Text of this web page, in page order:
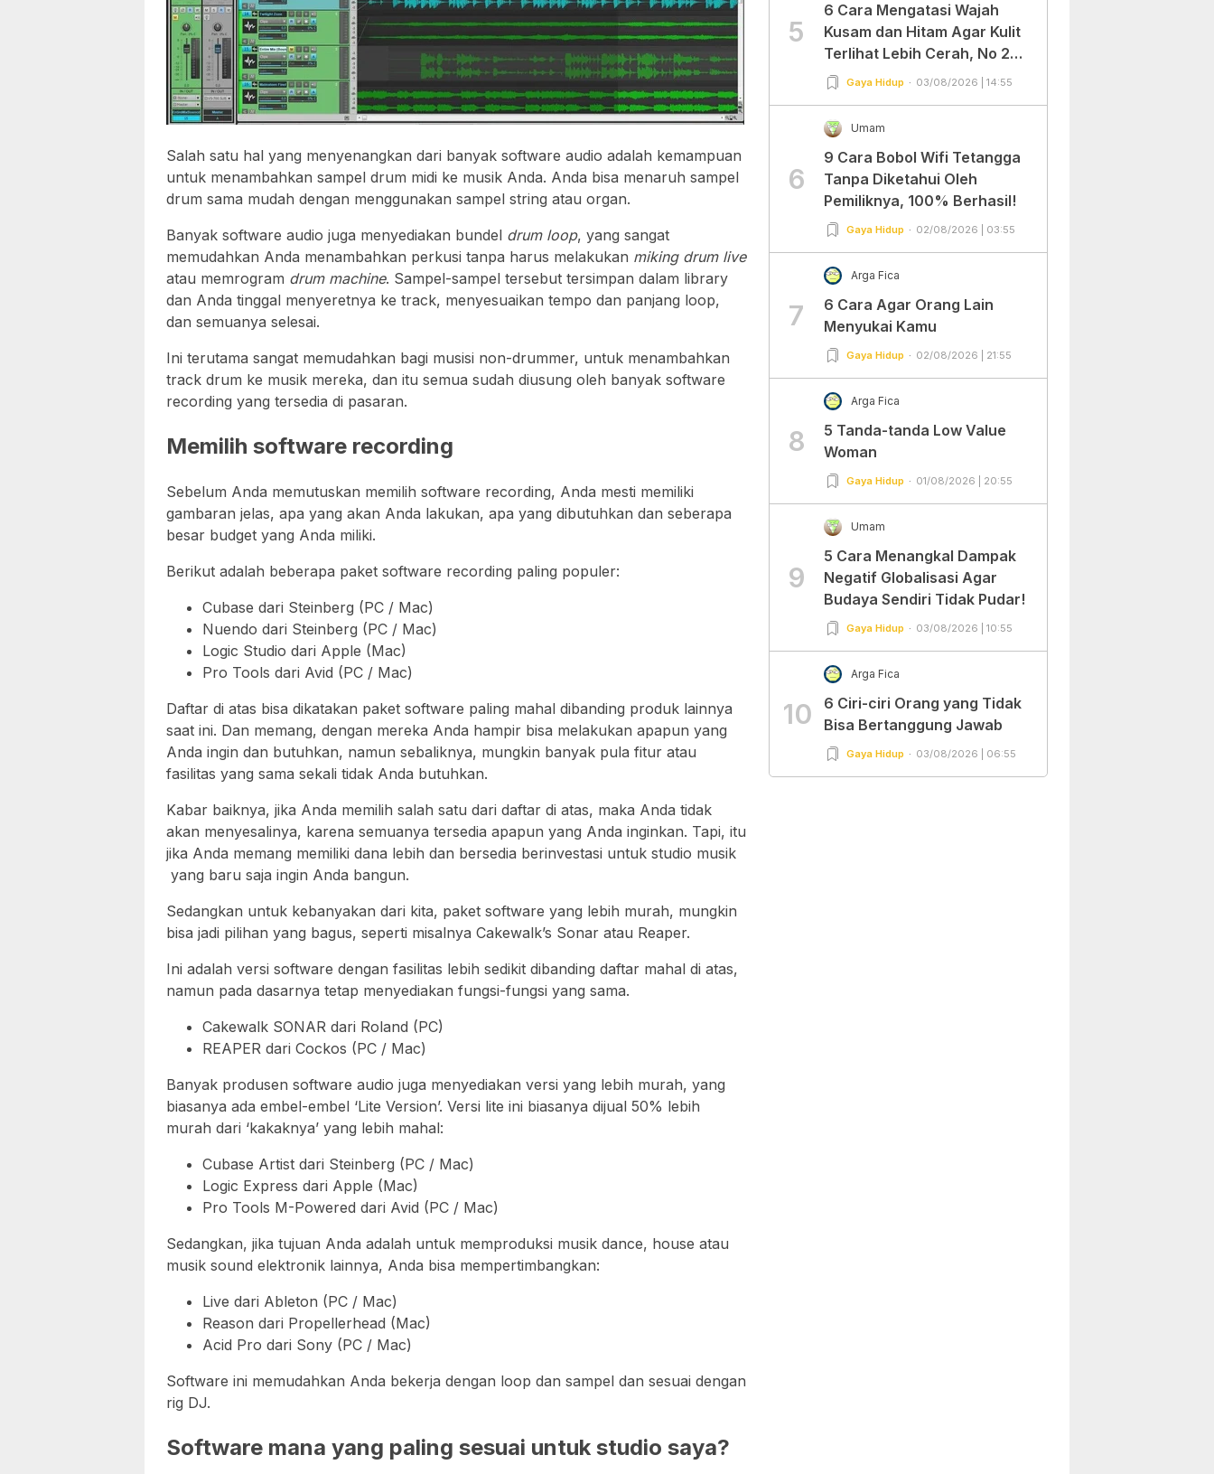
Salah satu hal yang menyenangkan dari banyak software audio adalah kemampuan
untuk menambahkan sampel drum midi ke musik Anda. Anda bisa menaruh sampel
drum sama mudah dengan menggunakan sampel string atau organ.
Banyak software audio juga menyediakan bundel drum loop, yang sangat
memudahkan Anda menambahkan perkusi tanpa harus melakukan miking drum live
atau memrogram drum machine. Sampel-sampel tersebut tersimpan dalam library
dan Anda tinggal menyeretnya ke track, menyesuaikan tempo dan panjang loop,
dan semuanya selesai.
Ini terutama sangat memudahkan bagi musisi non-drummer, untuk menambahkan
track drum ke musik mereka, dan itu semua sudah diusung oleh banyak software
recording yang tersedia di pasaran.
Memilih software recording
Sebelum Anda memutuskan memilih software recording, Anda mesti memiliki
gambaran jelas, apa yang akan Anda lakukan, apa yang dibutuhkan dan seberapa
besar budget yang Anda miliki.
Berikut adalah beberapa paket software recording paling populer:
Cubase dari Steinberg (PC / Mac)
Nuendo dari Steinberg (PC / Mac)
Logic Studio dari Apple (Mac)
Pro Tools dari Avid (PC / Mac)
Daftar di atas bisa dikatakan paket software paling mahal dibanding produk lainnya
saat ini. Dan memang, dengan mereka Anda hampir bisa melakukan apapun yang
Anda ingin dan butuhkan, namun sebaliknya, mungkin banyak pula fitur atau
fasilitas yang sama sekali tidak Anda butuhkan.
Kabar baiknya, jika Anda memilih salah satu dari daftar di atas, maka Anda tidak
akan menyesalinya, karena semuanya tersedia apapun yang Anda inginkan. Tapi, itu
jika Anda memang memiliki dana lebih dan bersedia berinvestasi untuk studio musik
yang baru saja ingin Anda bangun.
Sedangkan untuk kebanyakan dari kita, paket software yang lebih murah, mungkin
bisa jadi pilihan yang bagus, seperti misalnya Cakewalk’s Sonar atau Reaper.
Ini adalah versi software dengan fasilitas lebih sedikit dibanding daftar mahal di atas,
namun pada dasarnya tetap menyediakan fungsi-fungsi yang sama.
Cakewalk SONAR dari Roland (PC)
REAPER dari Cockos (PC / Mac)
Banyak produsen software audio juga menyediakan versi yang lebih murah, yang
biasanya ada embel-embel ‘Lite Version’. Versi lite ini biasanya dijual 50% lebih
murah dari ‘kakaknya’ yang lebih mahal:
Cubase Artist dari Steinberg (PC / Mac)
Logic Express dari Apple (Mac)
Pro Tools M-Powered dari Avid (PC / Mac)
Sedangkan, jika tujuan Anda adalah untuk memproduksi musik dance, house atau
musik sound elektronik lainnya, Anda bisa mempertimbangkan:
Live dari Ableton (PC / Mac)
Reason dari Propellerhead (Mac)
Acid Pro dari Sony (PC / Mac)
Software ini memudahkan Anda bekerja dengan loop dan sampel dan sesuai dengan
rig DJ.
Software mana yang paling sesuai untuk studio saya?
5
6 Cara Mengatasi Wajah
Kusam dan Hitam Agar Kulit
Terlihat Lebih Cerah, No 2
Gampang Banget dan Mudah
Gaya Hidup 03/08/2026 | 14:55
6
Umam
9 Cara Bobol Wifi Tetangga
Tanpa Diketahui Oleh
Pemiliknya, 100% Berhasil!
Gaya Hidup 02/08/2026 | 03:55
7
Arga Fica
6 Cara Agar Orang Lain
Menyukai Kamu
Gaya Hidup 02/08/2026 | 21:55
8
Arga Fica
5 Tanda-tanda Low Value
Woman
Gaya Hidup 01/08/2026 | 20:55
9
Umam
5 Cara Menangkal Dampak
Negatif Globalisasi Agar
Budaya Sendiri Tidak Pudar!
Gaya Hidup 03/08/2026 | 10:55
10
Arga Fica
6 Ciri-ciri Orang yang Tidak
Bisa Bertanggung Jawab
Gaya Hidup 03/08/2026 | 06:55